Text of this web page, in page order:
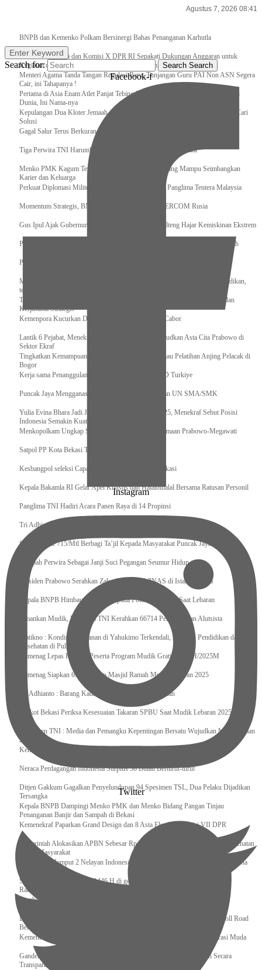
Agustus 7, 2026 08:41
BNPB dan Kemenko Polkam Bersinergi Bahas Penanganan Karhutla
Raker Kemenpora dan Komisi X DPR RI Sepakati Dukungan Anggaran untuk
Kegiatan dan Program Prioritas Pemuda dan Olahraga
Menteri Agama Tanda Tangan Regulasi Baru, Tunjangan Guru PAI Non ASN Segera
Cair, ini Tahapanya !
Pertama di Asia Enam Atlet Panjat Tebing Indonesia Taklukkan Tebing Tertinggi
Dunia, Ini Nama-nya
Kepulangan Dua Kloter Jemaah Asal Surabaya Tertunda, Kemenag Upayakan Cari
Solusi
Gagal Salur Terus Berkurang, Gus Ipul: 405 Ribu Lebih Bansos Cair
Tiga Perwira TNI Harumkan Indonesia Di Kancah Internasional
Menko PMK Kagum Terhadap Perempuan Modern yang Mampu Seimbangkan
Karier dan Keluarga
Perkuat Diplomasi Militer, Panglima TNI Terima CC Panglima Tentera Malaysia
Momentum Strategis, BNPB Terima Kunjungan EMERCOM Rusia
Gus Ipul Ajak Gubernur dan Bupati/Wali Kota se-Kalteng Hajar Kemiskinan Ekstrem
Panglima TNI Sambut Kedatangan Presiden RI Usai Lawatan ke Timur Tengah
Pengurus Pusat Pordasi Pacu Dapat Pesan dari Sri Paduka
Menag RI dan Dua Menteri Yordania Jalin Sinergi Bidang Wakaf dan Pendidikan,
termasuk Beasiswa
Tiba di Tanah Air, Presiden Prabowo Subianto Bawa Komitmen Investasi dan
Kerjasama Strategis
Kemenpora Kucurkan Dana untuk Pelatnas pada 13 Cabor
Lantik 6 Pejabat, Menekraf Tegaskan Komitmen Wujudkan Asta Cita Prabowo di
Sektor Ekraf
Tingkatkan Kemampuan K9 TNI, Panglima TNI Tinjau Pelatihan Anjing Pelacak di
Bogor
Kerja sama Penanggulangan Bencana BNPB – AFAD Turkiye
Puncak Jaya Mengganas, TNI-POLRI Solid Amankan UN SMA/SMK
Yulia Evina Bhara Jadi Juri Festival Film Cannes 2025, Menekraf Sebut Posisi
Indonesia Semakin Kuat
Menkopolkam Ungkap Spirit Persatuan dan Kebersamaan Prabowo-Megawati
Satpol PP Kota Bekasi Tertibkan PPKS
Kesbangpol seleksi Capaska 736 Siswa/i se-Kota Bekasi
Kepala Bakamla RI Gelar Apel Khusus dan Halalbihalal Bersama Ratusan Personil
Panglima TNI Hadiri Acara Panen Raya di 14 Propinsi
Tri Adhianto : Kota Bekasi Bisa Mempertahankan Keharmonisasian
Satgas Yonif 715/Mtl Berbagi Ta’jil Kepada Masyarakat Puncak Jaya
Sumpah Perwira Sebagai Janji Suci Pegangan Seumur Hidup
Presiden Prabowo Serahkan Zakat kepada BAZNAS di Istana Negara
Kepala BNPB Himbau Pemda Waspada Potensi Bencana Saat Lebaran
Amankan Mudik, Panglima TNI Kerahkan 66714 Personel Dan Alutsista
Pratikno : Kondisi Keamanan di Yahukimo Terkendali, Layanan Pendidikan dan
Kesehatan di Pulihkan
Kemenag Lepas Ratusan Peserta Program Mudik Gratis 1446 H/2025M
Kemenag Siapkan 6.180 Posko Masjid Ramah Mudik Lebaran 2025
Tri Adhianto : Barang Kadaluarsa Segera di Kembalikan
Walkot Bekasi Periksa Kesesuaian Takaran SPBU Saat Mudik Lebaran 2025
Kapuspen TNI : Media dan Pemangku Kepentingan Bersatu Wujudkan Mudik Aman
2025
Kemenekraf Ajak Kabinet Merah Putih Nobar Film Animasi Jumbo
Neraca Perdagangan Indonesia Surplus 58 Bulan Berturut-turut
Ditjen Gakkum Gagalkan Penyelundupan 94 Spesimen TSL, Dua Pelaku Dijadikan
Tersangka
Kepala BNPB Dampingi Menko PMK dan Menko Bidang Pangan Tinjau
Penanganan Banjir dan Sampah di Bekasi
Kemenekraf Paparkan Grand Design dan 8 Asta Ekraf di Komisi VII DPR
Pemerintah Alokasikan APBN Sebesar Rp 3,4 Triliun untuk Program Cek Kesehatan
Gratis Masyarakat
Bakamla RI Jemput 2 Nelayan Indonesia di Perbatasan Terluar Indonesia Malaysia
Sidang Isbat Awal Syawal 1446 H di gelar oleh Kementerian Agama pada 29
Ramadan
Sumber Daya Adalah Tantangan Penanganan Darurat Bencana di Daerah
Dukung Kelancaran Lalu Lintas Libur Idul Fitri 1446h / 2025m, Waskita Toll Road
Berlakukan Diskon Tarif Sebesar 20%
Kemenekraf – Kemeninves Perkuat Sinergi Demi Lapangan Kerja Generasi Muda
Gandeng KPK , Gus Ipul Memastikan Penyaluran Bansos Dilakukan Secara
Transparan dan Tepat Sasaran
Enter Keyword
Search for: Search Search
Facebook-f
Instagram
Twitter